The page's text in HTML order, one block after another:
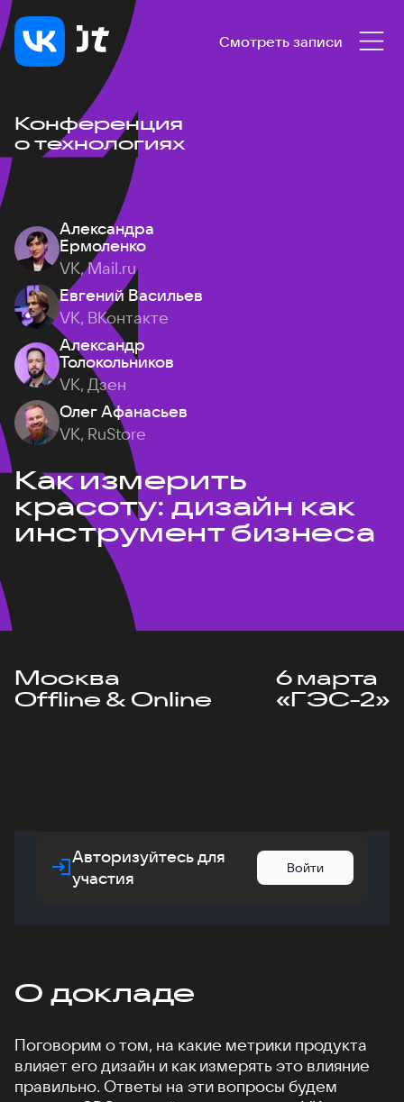
Смотреть записи
Конференция
о технологиях
Александра
Ермоленко
VK, Mail.ru
Евгений Васильев
VK, ВКонтакте
Александр
Толокольников
VK, Дзен
Олег Афанасьев
VK, RuStore
Как измерить
красоту: дизайн как
инструмент бизнеса
Москва
Offline & Online
6 марта
«ГЭС-2»
Авторизуйтесь для
участия
Войти
О докладе
Поговорим о том, на какие метрики продукта
влияет его дизайн и как измерять это влияние
правильно. Ответы на эти вопросы будем